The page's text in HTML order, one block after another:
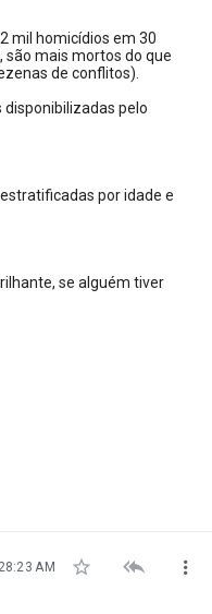
mil homicídios em 30
são mais mortos do que
de conflitos).
pelo
por idade e
se alguém tiver
AM   